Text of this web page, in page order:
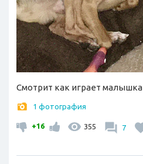
Смотрит как играет малышка
1 фотография
+16 355 7